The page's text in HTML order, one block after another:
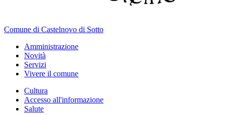
Comune di Castelnovo di Sotto
Amministrazione
Novità
Servizi
Vivere il comune
Cultura
Accesso all'informazione
Salute